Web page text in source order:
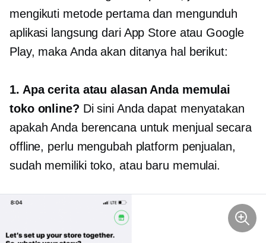
mengikuti metode pertama dan mengunduh
aplikasi langsung dari App Store atau Google
Play, maka Anda akan ditanya hal berikut:
1. Apa cerita atau alasan Anda memulai
toko online? Di sini Anda dapat menyatakan
apakah Anda berencana untuk menjual secara
offline, perlu mengubah platform penjualan,
sudah memiliki toko, atau baru memulai.